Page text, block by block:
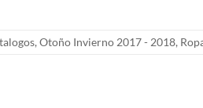
, Otoño Invierno 2017 - 2018,